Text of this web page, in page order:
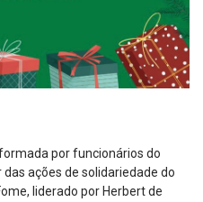
por funcionários do
ações de solidariedade do
liderado por Herbert de